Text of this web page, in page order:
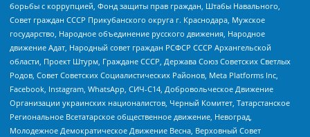
борьбы с коррупцией, Фонд защиты прав граждан, Штабы Навального,
Совет граждан СССР Прикубанского округа г. Краснодара, Мужское
государство, Народное объединение русского движения, Народное
движение Адат, Народный совет граждан РСФСР СССР Архангельской
области, Проект Штурм, Граждане СССР, Держава Союз Советских Светлых
Родов, Совет Советских Социалистических Районов, Meta Platforms Inc,
Facebook, Instagram, WhatsApp, СИЧ-С14, Добровольческое Движение
Организации украинских националистов, Черный Комитет, Татарстанское
Региональное Всетатарское общественное движение, Невоград,
Молодежное Демократическое Движение Весна, Верховный Совет